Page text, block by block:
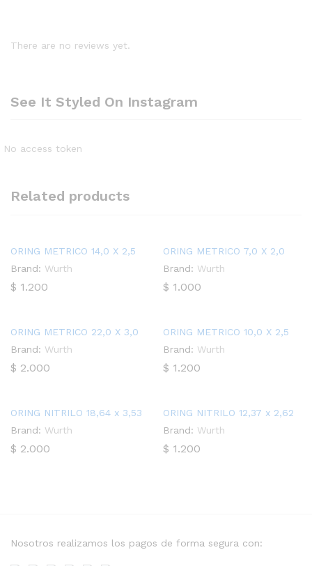
There are no reviews yet.
See It Styled On Instagram
No access token
Related products
ORING METRICO 14,0 X 2,5
Brand: Wurth
$ 1.200
ORING METRICO 7,0 X 2,0
Brand: Wurth
$ 1.000
ORING METRICO 22,0 X 3,0
Brand: Wurth
$ 2.000
ORING METRICO 10,0 X 2,5
Brand: Wurth
$ 1.200
ORING NITRILO 18,64 x 3,53
Brand: Wurth
$ 2.000
ORING NITRILO 12,37 x 2,62
Brand: Wurth
$ 1.200
Nosotros realizamos los pagos de forma segura con: